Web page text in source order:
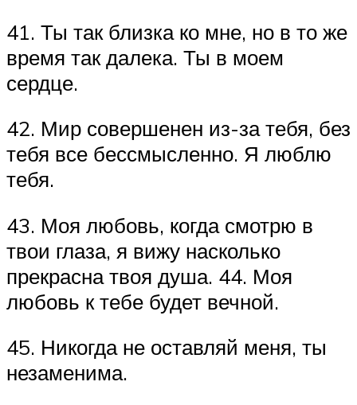
41. Ты так близка ко мне, но в то же
время так далека. Ты в моем
сердце.
42. Мир совершенен из-за тебя, без
тебя все бессмысленно. Я люблю
тебя.
43. Моя любовь, когда смотрю в
твои глаза, я вижу насколько
прекрасна твоя душа. 44. Моя
любовь к тебе будет вечной.
45. Никогда не оставляй меня, ты
незаменима.